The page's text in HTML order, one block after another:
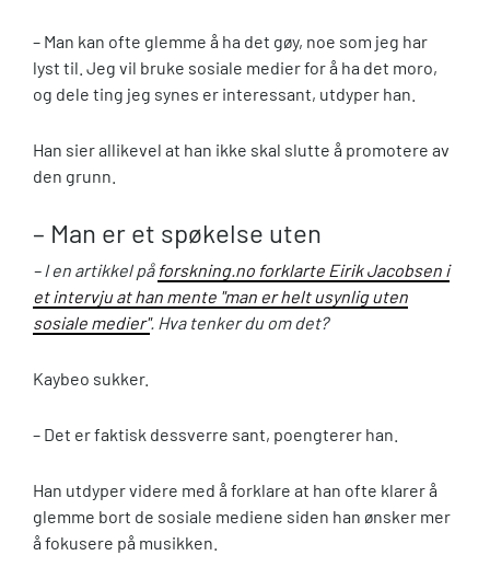
– Man kan ofte glemme å ha det gøy, noe som jeg har
lyst til. Jeg vil bruke sosiale medier for å ha det moro,
og dele ting jeg synes er interessant, utdyper han.
Han sier allikevel at han ikke skal slutte å promotere av
den grunn.
– Man er et spøkelse uten
– I en artikkel på forskning.no forklarte Eirik Jacobsen i
et intervju at han mente "man er helt usynlig uten
sosiale medier". Hva tenker du om det?
Kaybeo sukker.
– Det er faktisk dessverre sant, poengterer han.
Han utdyper videre med å forklare at han ofte klarer å
glemme bort de sosiale mediene siden han ønsker mer
å fokusere på musikken.